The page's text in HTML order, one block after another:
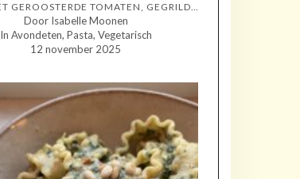
PASTA MET GEROOSTERDE TOMATEN, GEGRILDE COURGETTE EN MOZZARELLA
Door Isabelle Moonen
In Avondeten, Pasta, Vegetarisch
12 november 2025